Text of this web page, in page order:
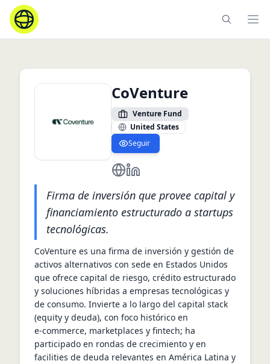
CoVenture
Venture Fund
United States
Seguir
https://coventure.vc/
https://www.linkedin.com/
Firma de inversión que provee capital y
financiamiento estructurado a startups
tecnológicas.
CoVenture es una firma de inversión y gestión de
activos alternativos con sede en Estados Unidos
que ofrece capital de riesgo, crédito estructurado
y soluciones híbridas a empresas tecnológicas y
de consumo. Invierte a lo largo del capital stack
(equity y deuda), con foco histórico en
e‑commerce, marketplaces y fintech; ha
participado en rondas de crecimiento y en
facilities de deuda relevantes en América Latina y